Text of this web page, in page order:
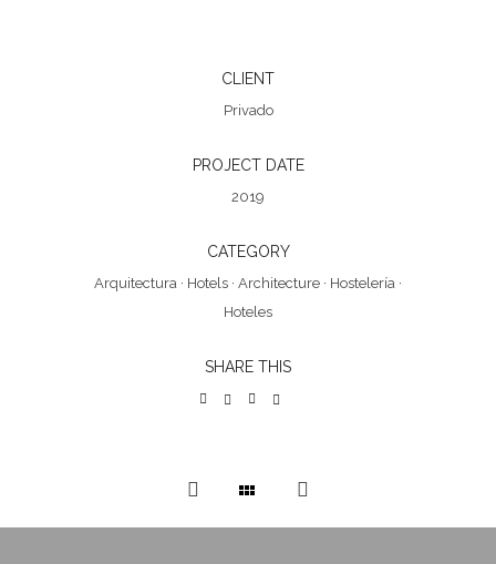
CLIENT
Privado
PROJECT DATE
2019
CATEGORY
Arquitectura · Hotels · Architecture · Hostelería ·
Hoteles
SHARE THIS